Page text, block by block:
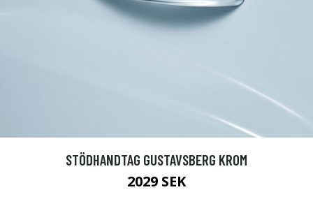
STÖDHANDTAG GUSTAVSBERG KROM
2029 SEK